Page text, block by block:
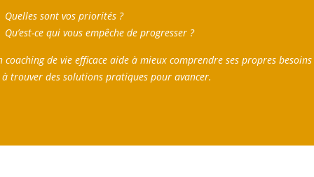
Quelles sont vos priorités ?
Qu’est-ce qui vous empêche de progresser ?
coaching de vie efficace aide à mieux comprendre ses propres besoins
trouver des solutions pratiques pour avancer.